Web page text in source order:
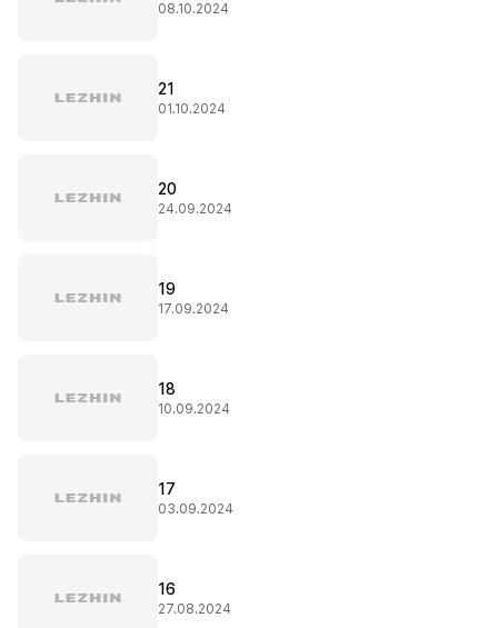
08.10.2024
21
01.10.2024
20
24.09.2024
19
17.09.2024
18
10.09.2024
17
03.09.2024
16
27.08.2024